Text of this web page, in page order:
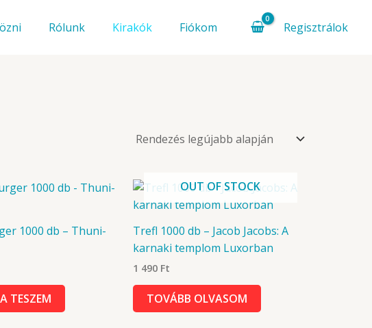
Rólunk Kirakók Fiókom Regisztrálok
1000 db – Thuni-
TESZEM
OUT OF STOCK
Trefl 1000 db – Jacob Jacobs: A
karnaki templom Luxorban
1 490 Ft
TOVÁBB OLVASOM